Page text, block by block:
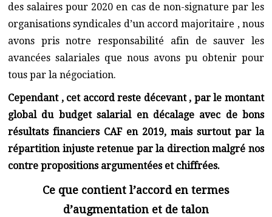
des salaires pour 2020 en cas de non-signature par les
organisations syndicales d’un accord majoritaire , nous
avons pris notre responsabilité afin de sauver les
avancées salariales que nous avons pu obtenir pour
tous par la négociation.
Cependant , cet accord reste décevant , par le montant
global du budget salarial en décalage avec de bons
résultats financiers CAF en 2019, mais surtout par la
répartition injuste retenue par la direction malgré nos
contre propositions argumentées et chiffrées.
Ce que contient l’accord en termes
d’augmentation et de talon